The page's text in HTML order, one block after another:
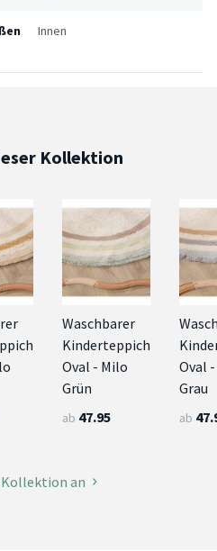
Innen
Kollektion
Waschbarer
Kinderteppich
Oval - Milo
Grün
ab 47.95
Oval
Grau
ab
Kollektion an